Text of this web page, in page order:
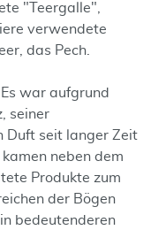
"Teergalle",
verwendete
das Pech.
war aufgrund
seiner
Duft seit langer Zeit
neben dem
Produkte zum
der Bögen
bedeutenderen